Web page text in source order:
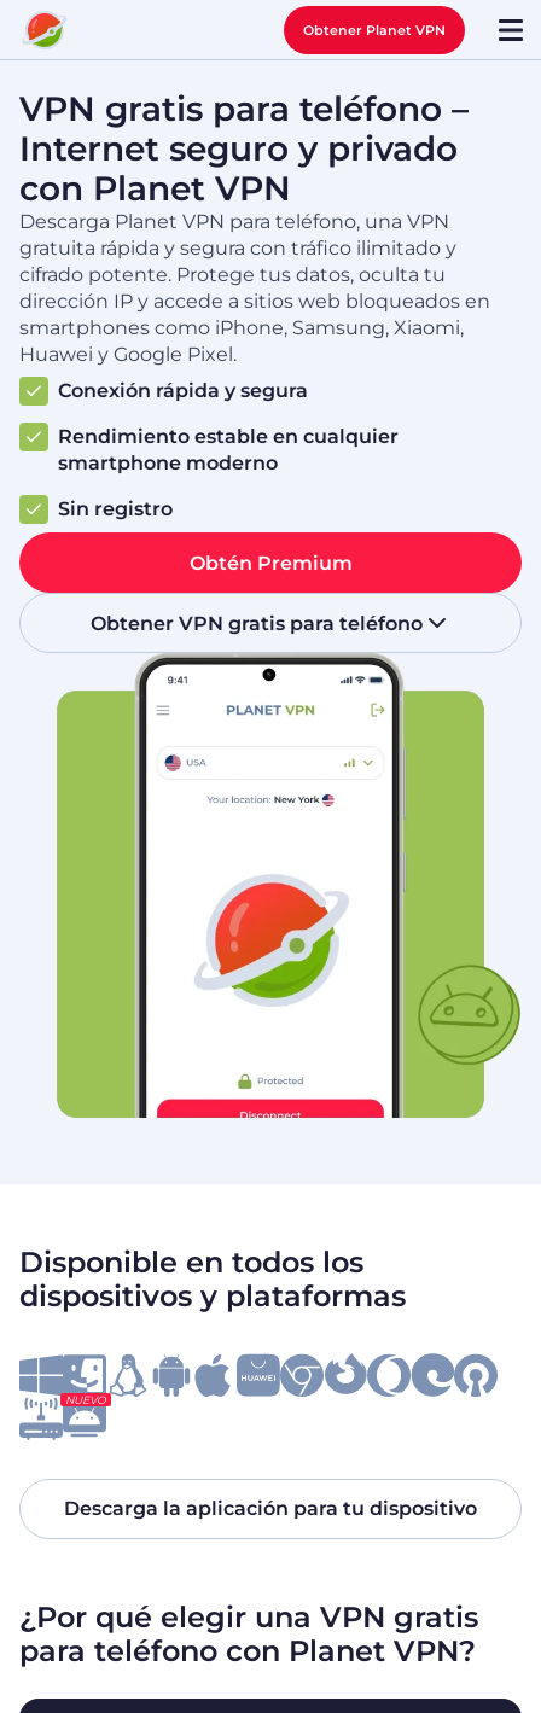
Obtener Planet VPN
VPN gratis para teléfono –
Internet seguro y privado
con Planet VPN
Descarga Planet VPN para teléfono, una VPN
gratuita rápida y segura con tráfico ilimitado y
cifrado potente. Protege tus datos, oculta tu
dirección IP y accede a sitios web bloqueados en
smartphones como iPhone, Samsung, Xiaomi,
Huawei y Google Pixel.
Conexión rápida y segura
Rendimiento estable en cualquier
smartphone moderno
Sin registro
Obtén Premium
Obtener VPN gratis para teléfono
Disponible en todos los
dispositivos y plataformas
NUEVO
Descarga la aplicación para tu dispositivo
¿Por qué elegir una VPN gratis
para teléfono con Planet VPN?